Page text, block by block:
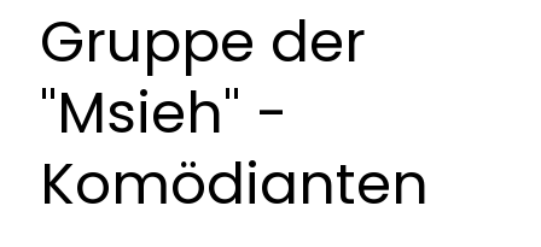
Gruppe der
"Msieh" -
Komödianten